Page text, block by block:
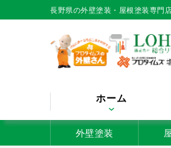
長野県の外壁塗装・屋根塗装専門
ホーム
外壁塗装